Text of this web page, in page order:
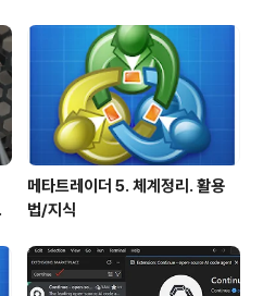
메타트레이더 5. 체계정리. 활용
법/지식